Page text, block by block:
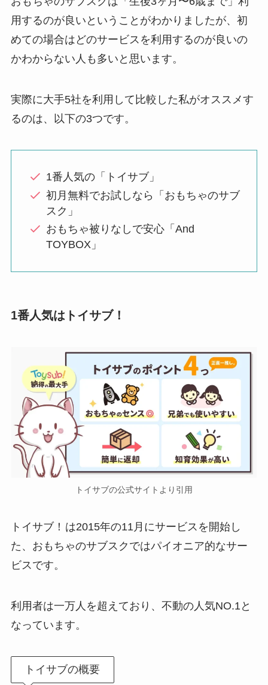
用するのが良いということがわかりましたが、初
めての場合はどのサービスを利用するのが良いの
かわからない人も多いと思います。
実際に大手5社を利用して比較した私がオススメす
るのは、以下の3つです。
1番人気の「トイサブ」
初月無料でお試しなら「おもちゃのサブ
スク」
おもちゃ被りなしで安心「And
TOYBOX」
1番人気はトイサブ！
トイサブの公式サイトより引用
トイサブ！ は2015年の11月にサービスを開始し
た、おもちゃのサブスクではパイオニア的なサー
ビスです。
利用者は一万人を超えており、不動の人気NO.1と
なっています。
トイサブの概要